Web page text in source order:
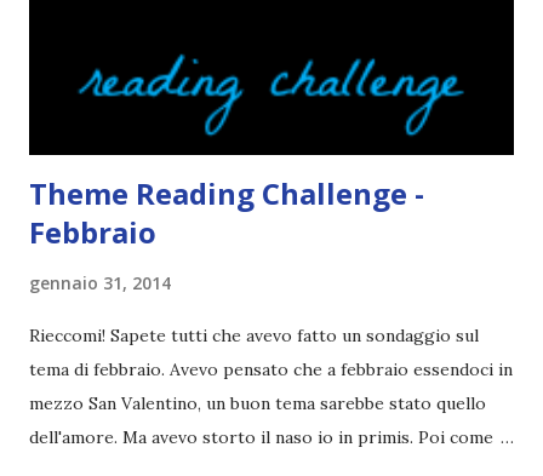
problema. Non leggo sempre la trama o, meglio, lo faccio
solo in parte per godermi di più il lib...
Theme Reading Challenge -
Febbraio
gennaio 31, 2014
Rieccomi! Sapete tutti che avevo fatto un sondaggio sul
tema di febbraio. Avevo pensato che a febbraio essendoci in
mezzo San Valentino, un buon tema sarebbe stato quello
dell'amore. Ma avevo storto il naso io in primis. Poi come